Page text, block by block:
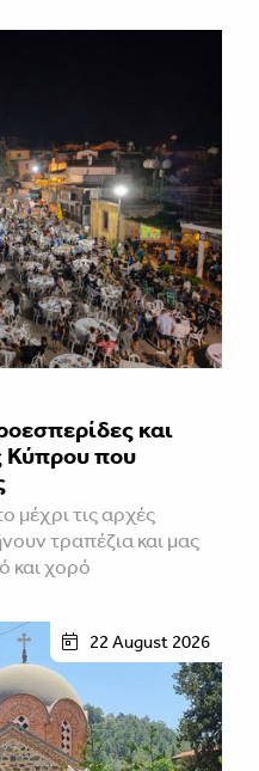
και
Κύπρου που
μέχρι τις αρχές
τραπέζια και μας
και χορό
22 August 2026